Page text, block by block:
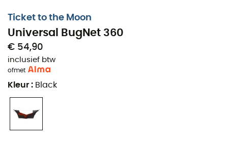
Ticket to the Moon
Universal BugNet 360
€ 54,90
inclusief btw
ofmet
Kleur : Black